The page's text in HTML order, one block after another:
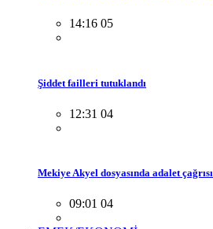
14:16 05
Şiddet failleri tutuklandı
12:31 04
Mekiye Akyel dosyasında adalet çağrısı
09:01 04